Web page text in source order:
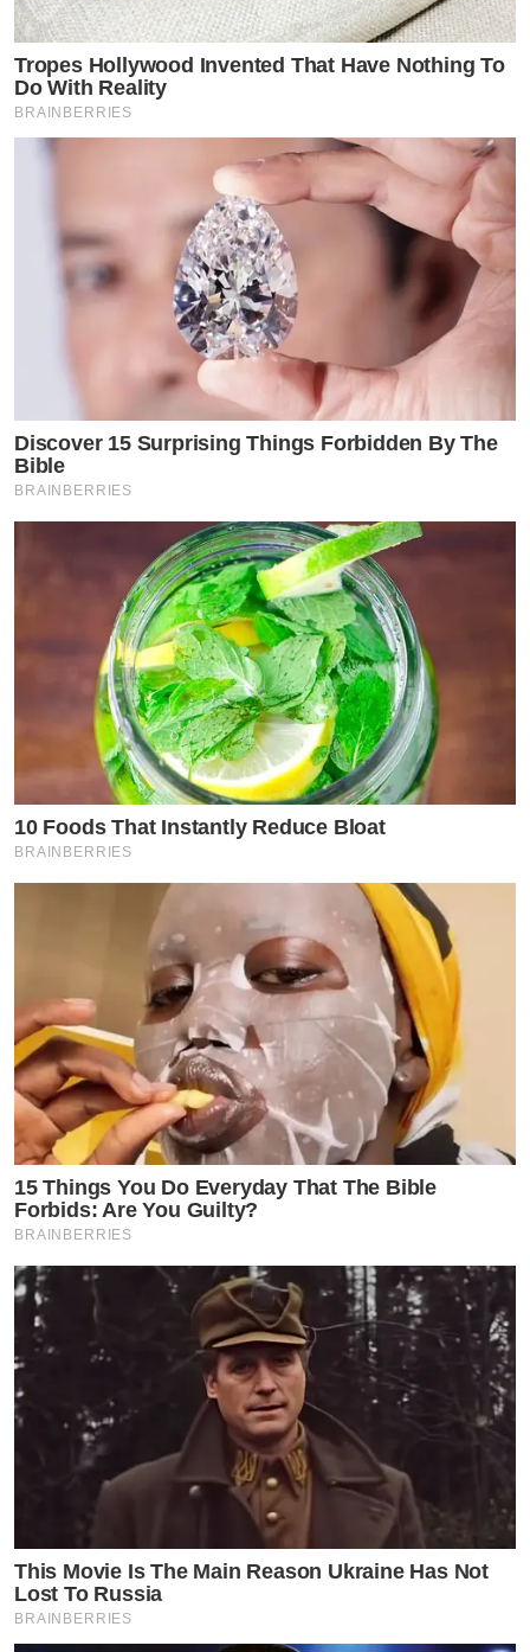
Tropes Hollywood Invented That Have Nothing To
Do With Reality
BRAINBERRIES
Discover 15 Surprising Things Forbidden By The
Bible
BRAINBERRIES
10 Foods That Instantly Reduce Bloat
BRAINBERRIES
15 Things You Do Everyday That The Bible
Forbids: Are You Guilty?
BRAINBERRIES
This Movie Is The Main Reason Ukraine Has Not
Lost To Russia
BRAINBERRIES